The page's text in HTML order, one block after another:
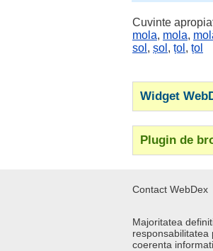
Cuvinte
mola, mola,
sol , șol , țol , țol
Widget
Plugin de
Contact WebDex
Majoritatea
responsabilitatea
coerenta